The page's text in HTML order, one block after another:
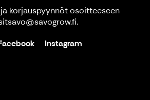
korjauspyynnöt osoitteeseen
Instagram